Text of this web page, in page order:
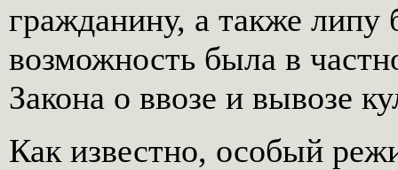
гражданину, а также липу
возможность былa в
Закона о ввозе и вывозе
Как известно, особый